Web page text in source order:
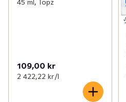
45 ml, Topz
109,00 kr
2 422,22 kr /l